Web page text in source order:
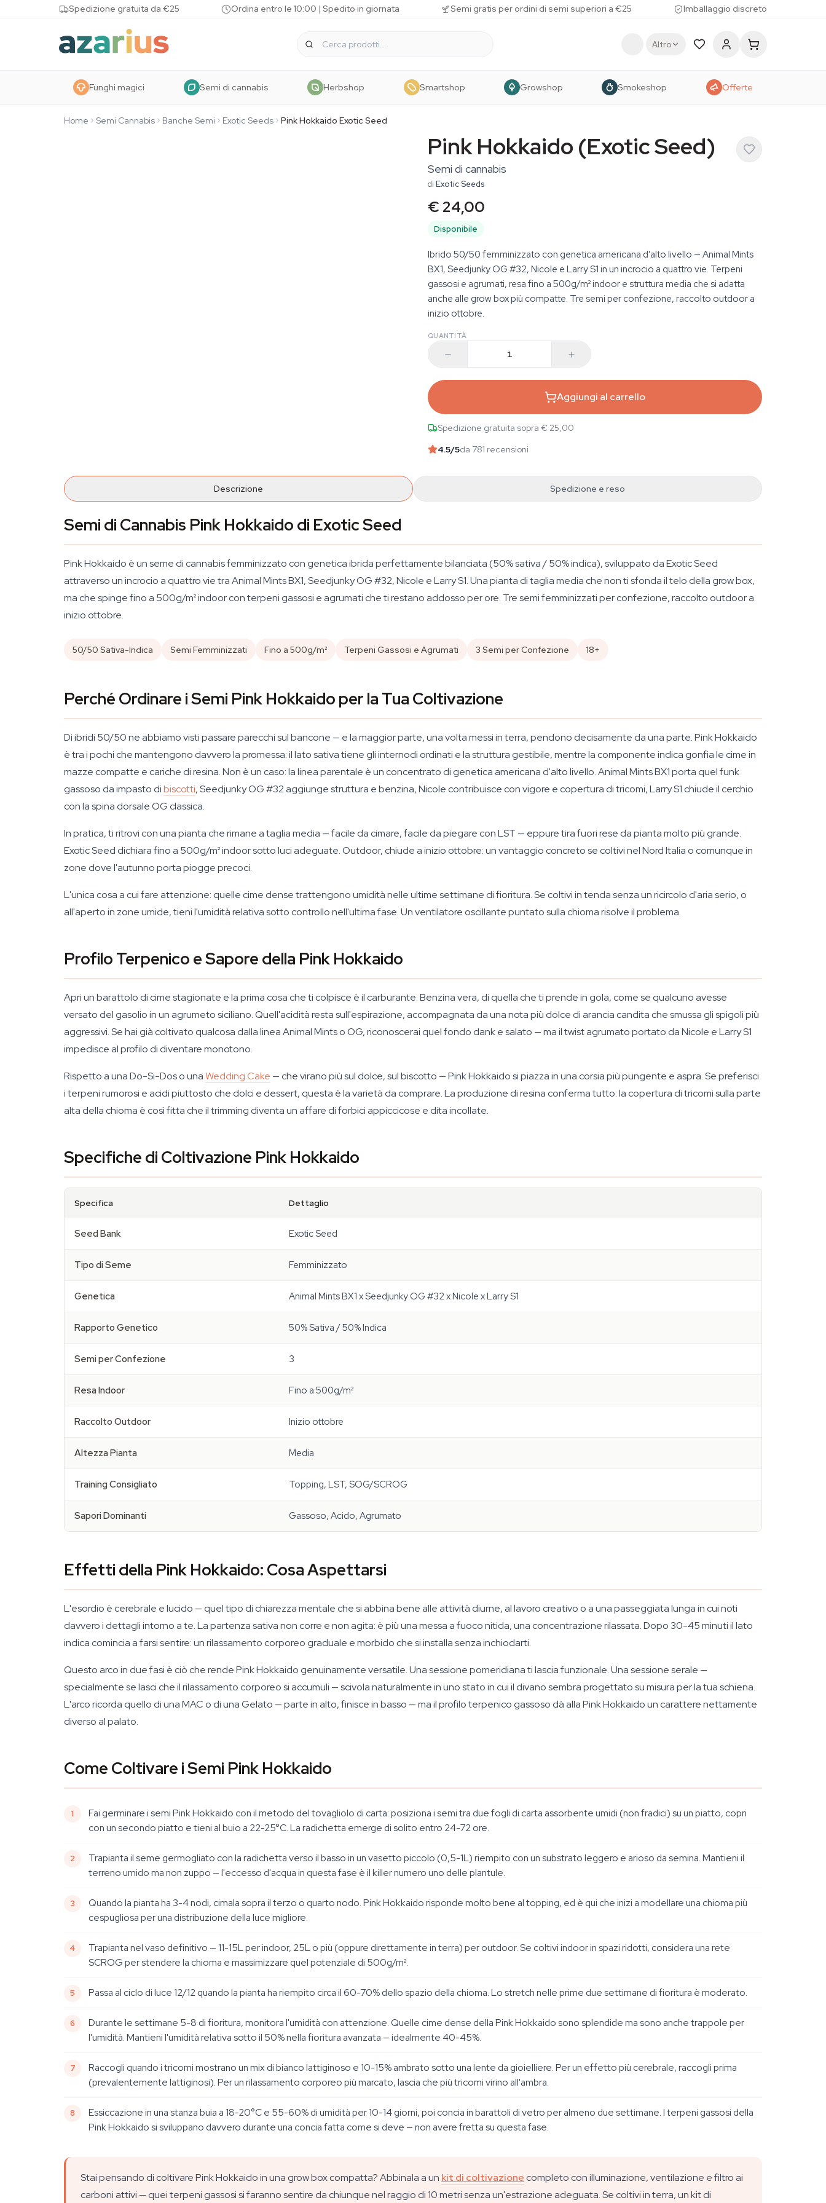
Skip to contentSpedizione gratuita da €25 Ordina entro le 10:00 | Spedito in giornata Semi gratis per ordini di semi superiori a €25 Imballaggio discreto
Altro
Funghi magici Semi di cannabis Herbshop Smartshop Growshop Smokeshop Offerte
Home Semi Cannabis Banche Semi Exotic Seeds Pink Hokkaido Exotic Seed
Pink Hokkaido (Exotic Seed)
Semi di cannabis
di Exotic Seeds
€ 24,00
Disponibile
Ibrido 50/50 femminizzato con genetica americana d'alto livello — Animal Mints
BX1, Seedjunky OG #32, Nicole e Larry S1 in un incrocio a quattro vie. Terpeni
gassosi e agrumati, resa fino a 500g/m² indoor e struttura media che si adatta
anche alle grow box più compatte. Tre semi per confezione, raccolto outdoor a
inizio ottobre.
QUANTITÀ
Aggiungi al carrello
Spedizione gratuita sopra € 25,00
4.5/5da 781 recensioni
Descrizione Spedizione e reso
Semi di Cannabis Pink Hokkaido di Exotic Seed
Pink Hokkaido è un seme di cannabis femminizzato con genetica ibrida perfettamente bilanciata (50% sativa / 50% indica), sviluppato da Exotic Seed
attraverso un incrocio a quattro vie tra Animal Mints BX1, Seedjunky OG #32, Nicole e Larry S1. Una pianta di taglia media che non ti sfonda il telo della grow box,
ma che spinge fino a 500g/m² indoor con terpeni gassosi e agrumati che ti restano addosso per ore. Tre semi femminizzati per confezione, raccolto outdoor a
inizio ottobre.
50/50 Sativa-Indica Semi Femminizzati Fino a 500g/m² Terpeni Gassosi e Agrumati 3 Semi per Confezione 18+
Perché Ordinare i Semi Pink Hokkaido per la Tua Coltivazione
Di ibridi 50/50 ne abbiamo visti passare parecchi sul bancone — e la maggior parte, una volta messi in terra, pendono decisamente da una parte. Pink Hokkaido
è tra i pochi che mantengono davvero la promessa: il lato sativa tiene gli internodi ordinati e la struttura gestibile, mentre la componente indica gonfia le cime in
mazze compatte e cariche di resina. Non è un caso: la linea parentale è un concentrato di genetica americana d'alto livello. Animal Mints BX1 porta quel funk
gassoso da impasto dibiscotti, Seedjunky OG #32 aggiunge struttura e benzina, Nicole contribuisce con vigore e copertura di tricomi, Larry S1 chiude il cerchio
con la spina dorsale OG classica.
In pratica, ti ritrovi con una pianta che rimane a taglia media — facile da cimare, facile da piegare con LST — eppure tira fuori rese da pianta molto più grande.
Exotic Seed dichiara fino a 500g/m² indoor sotto luci adeguate. Outdoor, chiude a inizio ottobre: un vantaggio concreto se coltivi nel Nord Italia o comunque in
zone dove l'autunno porta piogge precoci.
L'unica cosa a cui fare attenzione: quelle cime dense trattengono umidità nelle ultime settimane di fioritura. Se coltivi in tenda senza un ricircolo d'aria serio, o
all'aperto in zone umide, tieni l'umidità relativa sotto controllo nell'ultima fase. Un ventilatore oscillante puntato sulla chioma risolve il problema.
Profilo Terpenico e Sapore della Pink Hokkaido
Apri un barattolo di cime stagionate e la prima cosa che ti colpisce è il carburante. Benzina vera, di quella che ti prende in gola, come se qualcuno avesse
versato del gasolio in un agrumeto siciliano. Quell'acidità resta sull'espirazione, accompagnata da una nota più dolce di arancia candita che smussa gli spigoli più
aggressivi. Se hai già coltivato qualcosa dalla linea Animal Mints o OG, riconoscerai quel fondo dank e salato — ma il twist agrumato portato da Nicole e Larry S1
impedisce al profilo di diventare monotono.
Rispetto a una Do-Si-Dos o unaWedding Cake — che virano più sul dolce, sul biscotto — Pink Hokkaido si piazza in una corsia più pungente e aspra. Se preferisci
i terpeni rumorosi e acidi piuttosto che dolci e dessert, questa è la varietà da comprare. La produzione di resina conferma tutto: la copertura di tricomi sulla parte
alta della chioma è così fitta che il trimming diventa un affare di forbici appiccicose e dita incollate.
Specifiche di Coltivazione Pink Hokkaido
Specifica Dettaglio
Seed Bank Exotic Seed
Tipo di Seme Femminizzato
Genetica Animal Mints BX1 x Seedjunky OG #32 x Nicole x Larry S1
Rapporto Genetico 50% Sativa / 50% Indica
Semi per Confezione 3
Resa Indoor Fino a 500g/m²
Raccolto Outdoor Inizio ottobre
Altezza Pianta Media
Training Consigliato Topping, LST, SOG/SCROG
Sapori Dominanti Gassoso, Acido, Agrumato
Effetti della Pink Hokkaido: Cosa Aspettarsi
L'esordio è cerebrale e lucido — quel tipo di chiarezza mentale che si abbina bene alle attività diurne, al lavoro creativo o a una passeggiata lunga in cui noti
davvero i dettagli intorno a te. La partenza sativa non corre e non agita: è più una messa a fuoco nitida, una concentrazione rilassata. Dopo 30-45 minuti il lato
indica comincia a farsi sentire: un rilassamento corporeo graduale e morbido che si installa senza inchiodarti.
Questo arco in due fasi è ciò che rende Pink Hokkaido genuinamente versatile. Una sessione pomeridiana ti lascia funzionale. Una sessione serale —
specialmente se lasci che il rilassamento corporeo si accumuli — scivola naturalmente in uno stato in cui il divano sembra progettato su misura per la tua schiena.
L'arco ricorda quello di una MAC o di una Gelato — parte in alto, finisce in basso — ma il profilo terpenico gassoso dà alla Pink Hokkaido un carattere nettamente
diverso al palato.
Come Coltivare i Semi Pink Hokkaido
Fai germinare i semi Pink Hokkaido con il metodo del tovagliolo di carta: posiziona i semi tra due fogli di carta assorbente umidi (non fradici) su un piatto, copri
con un secondo piatto e tieni al buio a 22-25°C. La radichetta emerge di solito entro 24-72 ore.
Trapianta il seme germogliato con la radichetta verso il basso in un vasetto piccolo (0,5-1L) riempito con un substrato leggero e arioso da semina. Mantieni il
terreno umido ma non zuppo — l'eccesso d'acqua in questa fase è il killer numero uno delle plantule.
Quando la pianta ha 3-4 nodi, cimala sopra il terzo o quarto nodo. Pink Hokkaido risponde molto bene al topping, ed è qui che inizi a modellare una chioma più
cespugliosa per una distribuzione della luce migliore.
Trapianta nel vaso definitivo — 11-15L per indoor, 25L o più (oppure direttamente in terra) per outdoor. Se coltivi indoor in spazi ridotti, considera una rete
SCROG per stendere la chioma e massimizzare quel potenziale di 500g/m².
Passa al ciclo di luce 12/12 quando la pianta ha riempito circa il 60-70% dello spazio della chioma. Lo stretch nelle prime due settimane di fioritura è moderato.
Durante le settimane 5-8 di fioritura, monitora l'umidità con attenzione. Quelle cime dense della Pink Hokkaido sono splendide ma sono anche trappole per
l'umidità. Mantieni l'umidità relativa sotto il 50% nella fioritura avanzata — idealmente 40-45%.
Raccogli quando i tricomi mostrano un mix di bianco lattiginoso e 10-15% ambrato sotto una lente da gioielliere. Per un effetto più cerebrale, raccogli prima
(prevalentemente lattiginosi). Per un rilassamento corporeo più marcato, lascia che più tricomi virino all'ambra.
Essiccazione in una stanza buia a 18-20°C e 55-60% di umidità per 10-14 giorni, poi concia in barattoli di vetro per almeno due settimane. I terpeni gassosi della
Pink Hokkaido si sviluppano davvero durante una concia fatta come si deve — non avere fretta su questa fase.
Stai pensando di coltivare Pink Hokkaido in una grow box compatta? Abbinala a un kit di coltivazione completo con illuminazione, ventilazione e filtro ai
carboni attivi — quei terpeni gassosi si faranno sentire da chiunque nel raggio di 10 metri senza un'estrazione adeguata. Se coltivi in terra, un kit di